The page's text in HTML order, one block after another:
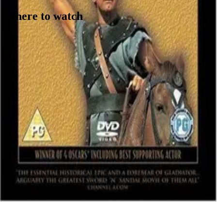
Where to watch
ContactFeedbackPrivacy Terms
2026 Byoscoop ·a product of Boydroid B.V.